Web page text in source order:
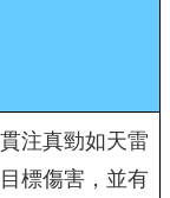
注真勁如天雷
標傷害，並有